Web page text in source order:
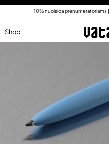
10% nuolaida
Shop